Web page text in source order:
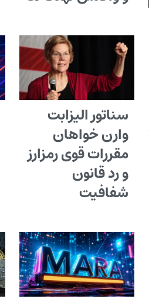
سناتور الیزابت
وارن خواهان
مقررات قوی رمزارز
و رد قانون
شفافیت